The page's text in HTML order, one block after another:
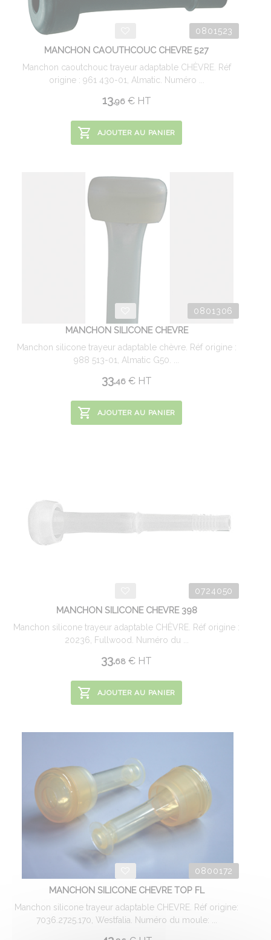
0801523
MANCHON CAOUTHCOUC CHEVRE 527
Manchon caoutchouc trayeur adaptable CHÈVRE. Réf
origine : 961 430-01, Almatic. Numéro ...
13.96 €HT
AJOUTER AU PANIER
0801306
MANCHON SILICONE CHEVRE
Manchon silicone trayeur adaptable chèvre. Réf origine :
988 513-01, Almatic G50. ...
33.46 €HT
AJOUTER AU PANIER
0724050
MANCHON SILICONE CHEVRE 398
Manchon silicone trayeur adaptable CHÈVRE. Réf origine :
20236, Fullwood. Numéro du ...
33.68 € HT
AJOUTER AU PANIER
0800172
MANCHON SILICONE CHEVRE TOP FL
Manchon silicone trayeur adaptable CHEVRE. Réf origine:
7036.2725.170, Westfalia. Numéro du moule: ...